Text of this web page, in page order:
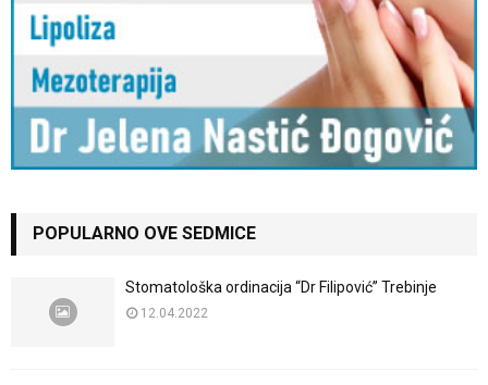
POPULARNO OVE SEDMICE
Stomatološka ordinacija “Dr Filipović” Trebinje
12.04.2022